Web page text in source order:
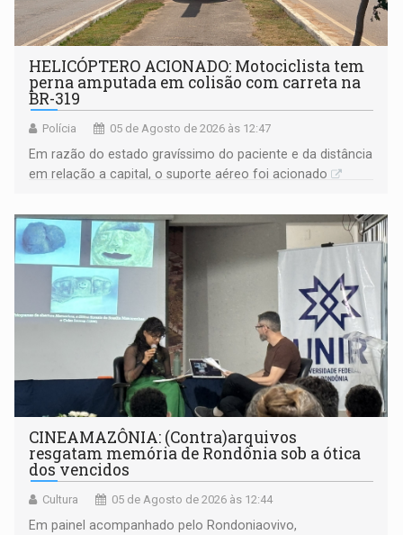
HELICÓPTERO ACIONADO: Motociclista tem
perna amputada em colisão com carreta na
BR-319
Polícia 05 de Agosto de 2026 às 12:47
Em razão do estado gravíssimo do paciente e da distância
em relação a capital, o suporte aéreo foi acionado
CINEAMAZÔNIA: (Contra)arquivos
resgatam memória de Rondônia sob a ótica
dos vencidos
Cultura 05 de Agosto de 2026 às 12:44
Em painel acompanhado pelo Rondoniaovivo,